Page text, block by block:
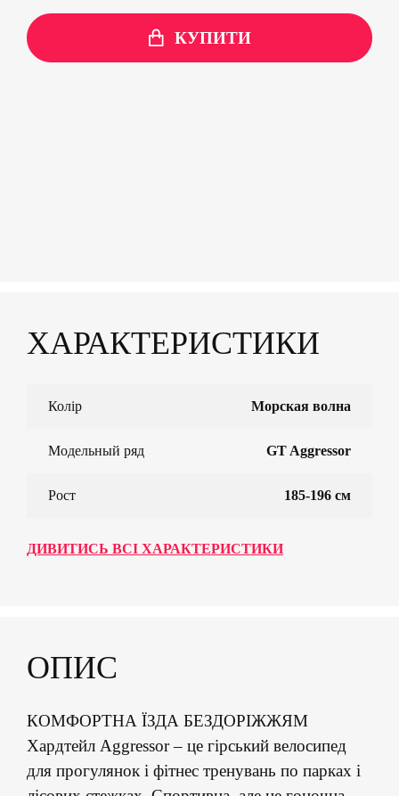
КУПИТИ
ХАРАКТЕРИСТИКИ
Колір Морская волна
Модельный ряд GT Aggressor
Рост 185-196 см
ДИВИТИСЬ ВСІ ХАРАКТЕРИСТИКИ
ОПИС
КОМФОРТНА ЇЗДА БЕЗДОРІЖЖЯМ
Хардтейл Aggressor – це гірський велосипед
для прогулянок і фітнес тренувань по парках і